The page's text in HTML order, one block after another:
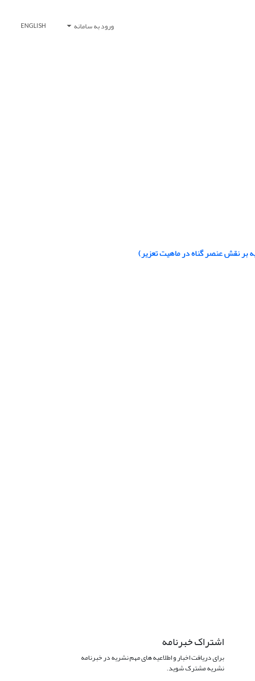
ورود به سامانه ENGLISH
بر نقش عنصر گناه در ماهیت تعزیر)
اشتراک خبرنامه
برای دریافت اخبار و اطلاعیه های مهم نشریه در خبرنامه
نشریه مشترک شوید.